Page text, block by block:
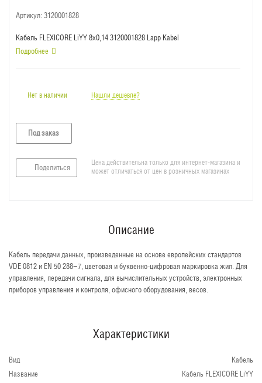
Артикул: 3120001828
Кабель FLEXICORE LiYY 8x0,14 3120001828 Lapp Kabel
Подробнее
Нет в наличии Нашли дешевле?
Под заказ
Поделиться
Цена действительна только для интернет-магазина и
может отличаться от цен в розничных магазинах
Описание
Кабель передачи данных, произведенные на основе европейских стандартов
VDE 0812 и EN 50 288−7, цветовая и буквенно-цифровая маркировка жил. Для
управления, передачи сигнала, для вычислительных устройств, электронных
приборов управления и контроля, офисного оборудования, весов.
Характеристики
Вид
Кабель
Название
Кабель FLEXICORE LiYY